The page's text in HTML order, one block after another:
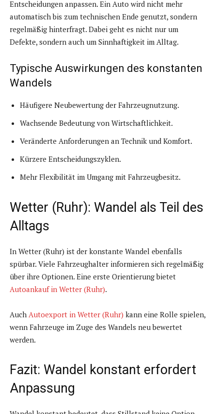
Entscheidungen anpassen. Ein Auto wird nicht mehr
automatisch bis zum technischen Ende genutzt, sondern
regelmäßig hinterfragt. Dabei geht es nicht nur um
Defekte, sondern auch um Sinnhaftigkeit im Alltag.
Typische Auswirkungen des konstanten
Wandels
Häufigere Neubewertung der Fahrzeugnutzung.
Wachsende Bedeutung von Wirtschaftlichkeit.
Veränderte Anforderungen an Technik und Komfort.
Kürzere Entscheidungszyklen.
Mehr Flexibilität im Umgang mit Fahrzeugbesitz.
Wetter (Ruhr): Wandel als Teil des
Alltags
In Wetter (Ruhr) ist der konstante Wandel ebenfalls
spürbar. Viele Fahrzeughalter informieren sich regelmäßig
über ihre Optionen. Eine erste Orientierung bietet
Autoankauf in Wetter (Ruhr).
Auch Autoexport in Wetter (Ruhr) kann eine Rolle spielen,
wenn Fahrzeuge im Zuge des Wandels neu bewertet
werden.
Fazit: Wandel konstant erfordert
Anpassung